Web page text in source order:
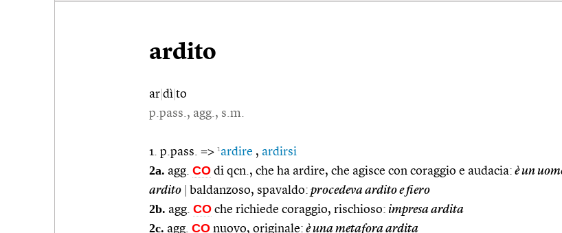
ardito
ar dì to
p.pass., agg., s.m.
1. p.pass. => 1ardire , ardirsi
2a. agg. CO di qcn., che ha ardire, che agisce con coraggio e audacia: è un
ardito
baldanzoso, spavaldo: procedeva ardito e fiero
2b. agg. CO che richiede coraggio, rischioso: impresa ardita
2c. agg. CO nuovo, originale: è una metafora ardita